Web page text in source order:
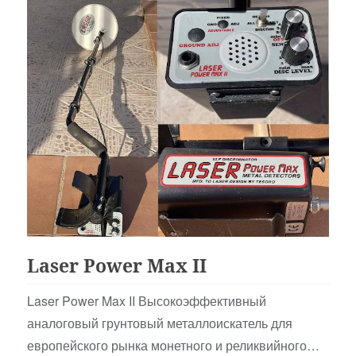
Аналоговые
Laser Power Max II
Laser Power Max II Высокоэффективный
аналоговый грунтовый металлоискатель для
европейского рынка монетного и реликвийного